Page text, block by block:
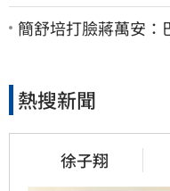
亡」
簡舒培打臉蔣萬安：
熱搜新聞
徐子翔